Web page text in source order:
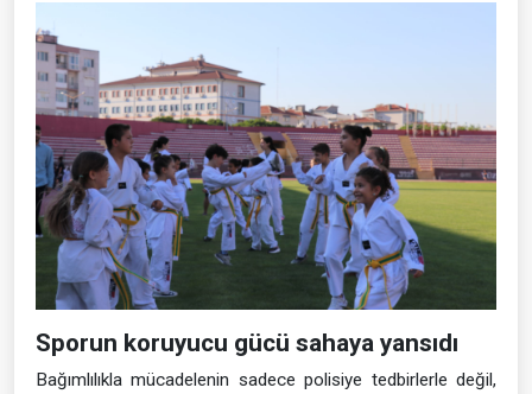
Sporun koruyucu gücü sahaya yansıdı
Bağımlılıkla mücadelenin sadece polisiye tedbirlerle değil,